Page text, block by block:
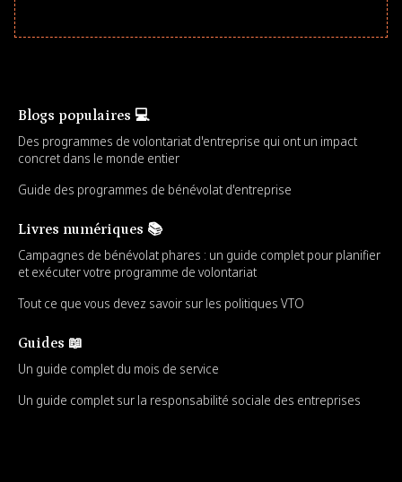
Blogs populaires 💻
Des programmes de volontariat d'entreprise qui ont un impact
concret dans le monde entier
Guide des programmes de bénévolat d'entreprise
Livres numériques 📚
Campagnes de bénévolat phares : un guide complet pour planifier
et exécuter votre programme de volontariat
Tout ce que vous devez savoir sur les politiques VTO
Guides 📖
Un guide complet du mois de service
Un guide complet sur la responsabilité sociale des entreprises